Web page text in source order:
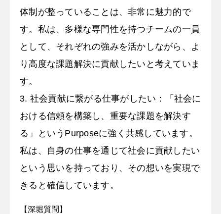
体制が整っていることは、非常に魅力的で
す。私は、多様な専門性を持つチームの一員
として、それぞれの強みを活かしながら、よ
り高度な課題解決に貢献したいと考えていま
す。
3. 社会貢献に繋がる仕事がしたい：「社会に
おける信頼を構築し、重要な課題を解決す
る」というPurposeに強く共感しています。
私は、自身の仕事を通じて社会に貢献したい
という思いを持っており、その想いを実現で
きると確信しています。
【深堀質問】